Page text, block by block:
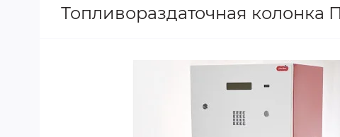
Топливораздаточная